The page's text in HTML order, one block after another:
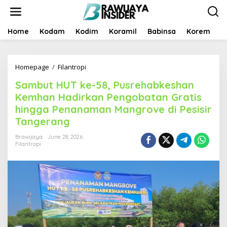
t
Home Kodam Kodim Koramil Babinsa Korem
Homepage / Filantropi
m
b
u
t
5
8
,
P
u
s
Sambut HUT ke-58, Pusrehabkeshan
Kemhan Hadirkan Pengobatan Gratis
hingga Penanaman Mangrove di Pesisir
Tangerang
Brawijaya
June 28, 2026
Filantropi